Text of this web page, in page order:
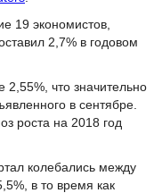
19 экономистов,
2,7% в годовом
2,55%, что значительно
в сентябре.
роста на 2018 год
колебались между
в то время как